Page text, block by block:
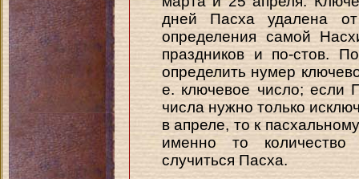
дней Пасха удалена
определения самой
праздников и по-стов.
определить нумер
е. ключевое число; если
числа нужно только
в апреле, то к
именно то
случиться Пасха.